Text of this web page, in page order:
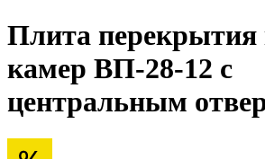
Плита перекрытия
камер ВП-28-12 с
центральным